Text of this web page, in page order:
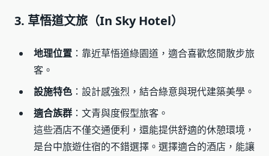
3. 草悟道文旅（In Sky Hotel）
地理位置 ：靠近草悟道綠園道，適合喜歡悠閒散步旅
客。
設施特色 ：設計感強烈，結合綠意與現代建築美學。
適合族群 ：文青與度假型旅客。
這些酒店不僅交通便利，還能提供舒適的休憩環境，
是台中旅遊住宿的不錯選擇。選擇適合的酒店，能讓